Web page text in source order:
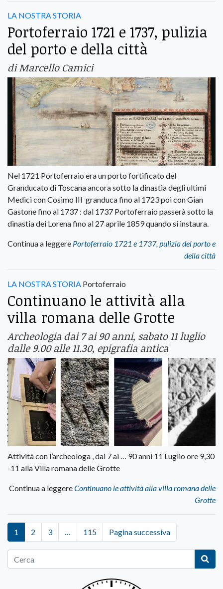
LA NOSTRA STORIA
Portoferraio 1721 e 1737, pulizia
del porto e della città
di Marcello Camici
Nel 1721 Portoferraio era un porto fortificato del
Granducato di Toscana ancora sotto la dinastìa degli ultimi
Medici con Cosimo III granduca fino al 1723 poi con Gian
Gastone fino al 1737 : dal 1737 Portoferraio passerà sotto la
dinastia dei Lorena fino al 27 aprile 1859 quando si instaura.
Continua a leggere Portoferraio 1721 e 1737, pulizia del porto e
della città
LA NOSTRA STORIA Portoferraio
Continuano le attività alla
villa romana delle Grotte
Archeologia dai 7 ai 90 anni, sabato 11 luglio
dalle 9.00 alle 11.30, epigrafia antica
Attività con l’archeologa , dai 7 ai … 90 anni 11 Luglio ore 9,30
-11 alla Villa romana delle Grotte
Continua a leggereContinuano le attività alla villa romana delle
Grotte
1 2 3 … 115 Pagina successiva